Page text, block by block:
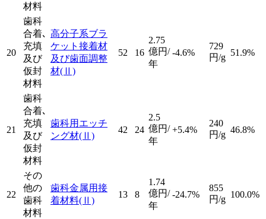
材料
20
歯科
合着､
充填
及び
仮封
材料
高分子系ブラ
ケット接着材
及び歯面調整
材(Ⅱ)
52 16
2.75
億円/
年
-4.6%
729
円/g 51.9%
21
歯科
合着､
充填
及び
仮封
材料
歯科用エッチ
ング材(Ⅱ)
42 24
2.5
億円/
年
+5.4%
240
円/g 46.8%
22
その
他の
歯科
材料
歯科金属用接
着材料(Ⅱ)
13 8
1.74
億円/
年
-24.7%
855
円/g 100.0%